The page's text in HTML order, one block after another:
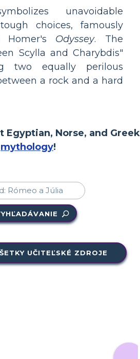
unavoidable
choices, famously
Homer's Odyssey. The
Scylla and Charybdis"
two equally perilous
a rock and a hard
Egyptian, Norse, and Greek
mythology!
UČITEĽSKÉ ZDROJE